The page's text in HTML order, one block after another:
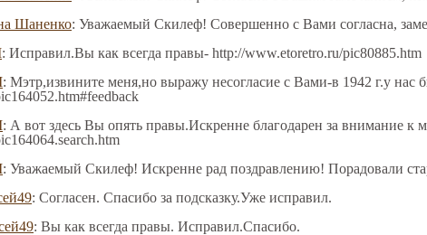
Шаненко: Уважаемый Скилеф! Совершенно с Вами согласна,
: Исправил.Вы как всегда правы- http://www.etoretro.ru/pic80885.htm
: Мэтр,извините меня,но выражу несогласие с Вами-в 1942 г.у
: А вот здесь Вы опять правы.Искренне благодарен за внимание к
: Уважаемый Скилеф! Искренне рад поздравлению! Порадовали
: Согласен. Спасибо за подсказку.Уже исправил.
: Вы как всегда правы. Исправил.Спасибо.